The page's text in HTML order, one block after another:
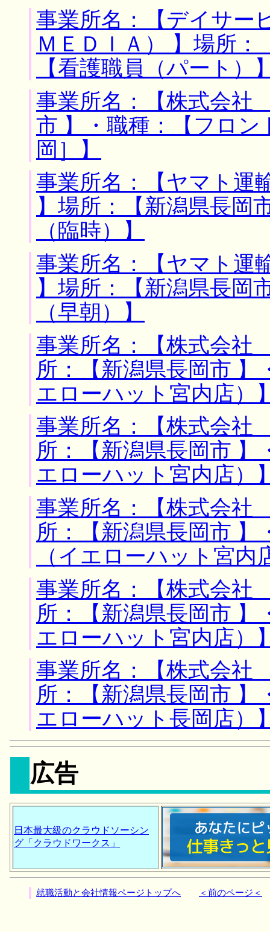
事業所名：【デイサ
ＭＥＤＩＡ） 】場所
【看護職員（パート）
事業所名：【株式会社
市 】・職種：【フロ
岡］】
事業所名：【ヤマト
】場所：【新潟県長岡
（臨時）】
事業所名：【ヤマト
】場所：【新潟県長岡
（早朝）】
事業所名：【株式会
所：【新潟県長岡市
エローハット宮内店）
事業所名：【株式会
所：【新潟県長岡市
エローハット宮内店）
事業所名：【株式会
所：【新潟県長岡市
（イエローハット宮内
事業所名：【株式会
所：【新潟県長岡市
エローハット宮内店）
事業所名：【株式会
所：【新潟県長岡市
エローハット長岡店）
広告
日本最大級のクラウドソーシン
グ「クラウドワークス」
就職活動と会社情報ページトップへ ＜前のページ＜